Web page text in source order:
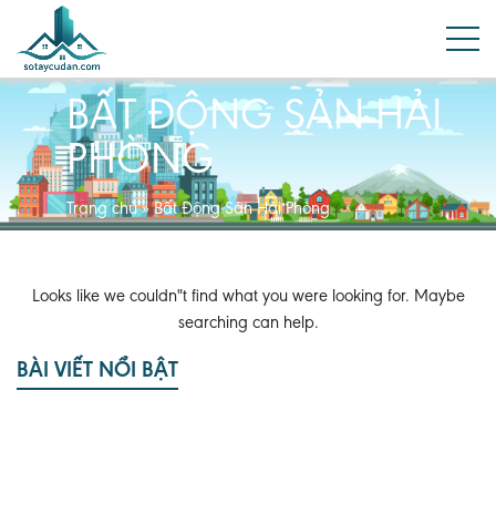
BẤT ĐỘNG SẢN HẢI
PHÒNG
Trang chủ»Bất Động Sản Hải Phòng
Looks like we couldn"t find what you were looking for. Maybe
searching can help.
BÀI VIẾT NỔI BẬT